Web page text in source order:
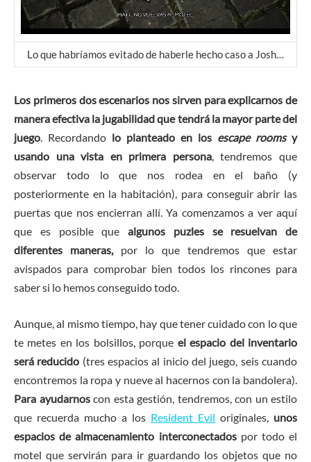
Lo que habríamos evitado de haberle hecho caso a Josh…
Los primeros dos escenarios nos sirven para explicarnos de
manera efectiva la jugabilidad que tendrá la mayor parte del
juego. Recordando lo planteado en los escape roomsy
usando una vista en primera persona, tendremos que
observar todo lo que nos rodea en el baño (y
posteriormente en la habitación), para conseguir abrir las
puertas que nos encierran allí. Ya comenzamos a ver aquí
que es posible que algunos puzles se resuelvan de
diferentes maneras,por lo que tendremos que estar
avispados para comprobar bien todos los rincones para
saber si lo hemos conseguido todo.
Aunque, al mismo tiempo, hay que tener cuidado con lo que
te metes en los bolsillos, porque el espacio del inventario
será reducido (tres espacios al inicio del juego, seis cuando
encontremos la ropa y nueve al hacernos con la bandolera).
Para ayudarnoscon esta gestión, tendremos, con un estilo
que recuerda mucho a los Resident Evil originales, unos
espacios de almacenamiento interconectadospor todo el
motel que servirán para ir guardando los objetos que no